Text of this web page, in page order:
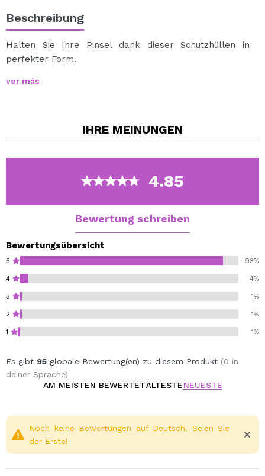
Beschreibung
Halten Sie Ihre Pinsel dank dieser Schutzhüllen in
perfekter Form.
die Bürsten zu schützen und in einwandfreiem Zustand
ver más
IHRE MEINUNGEN
4.85
Bewertung schreiben
Bewertungsübersicht
5 93%
4 4%
3 1%
2 1%
1 1%
Es gibt 95 globale Bewertung(en) zu diesem Produkt (0 in
deiner Sprache)
AM MEISTEN BEWERTETÄLTESTENEUESTE
Noch keine Bewertungen auf Deutsch. Seien Sie
der Erste!